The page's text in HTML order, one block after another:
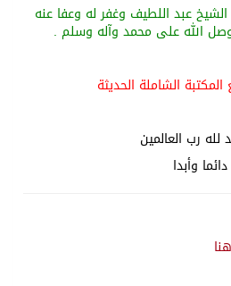
عبد اللطيف وغفر له وعفا عنه
الله على محمد وآله وسلم .
الشاملة الحديثة
لله رب العالمين
دائما وأبدا